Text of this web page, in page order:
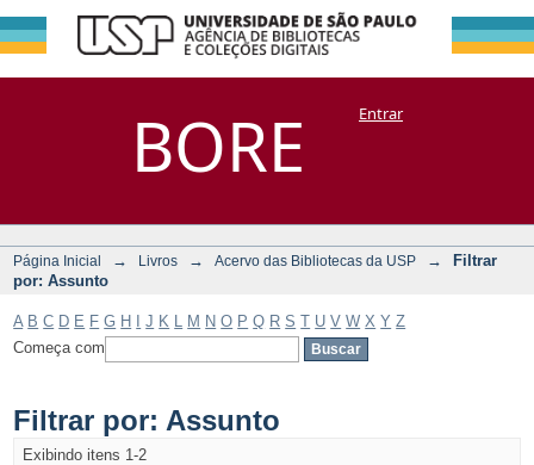
BORE
Filtrar por:
Assunto
DSpace/Manakin + CoriscoEntrar
Página Inicial → Livros → Acervo das Bibliotecas da USP →
Filtrar
por: Assunto
A B C D E F G H J K M N O P Q R S T U V W X Y Z
Começa com
Filtrar por: Assunto
Exibindo itens 1-2